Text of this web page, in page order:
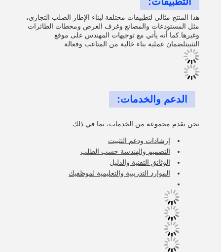
هذا المنتج مثالي لتطبيقات مختلفة لبناء الإطار الصلب التجاري،
مثل المستودعات والمصانع وغرف العرض ومحطات الطائرات
وغيرها.كما أنه يأتي مع توجيهات المهندس على موقع
التثبيتلضمان عملية بناء خالية من المتاعب وفعالة
الدعم والخدمات:
نحن نقدم مجموعة من الخدمات، بما في ذلك:
إرشادات ودعم التثبيت
التصميم والهندسة حسب الطلب
الوثائق التقنية والدليل
الموارد التدريبية والتعليمية لموظفيك